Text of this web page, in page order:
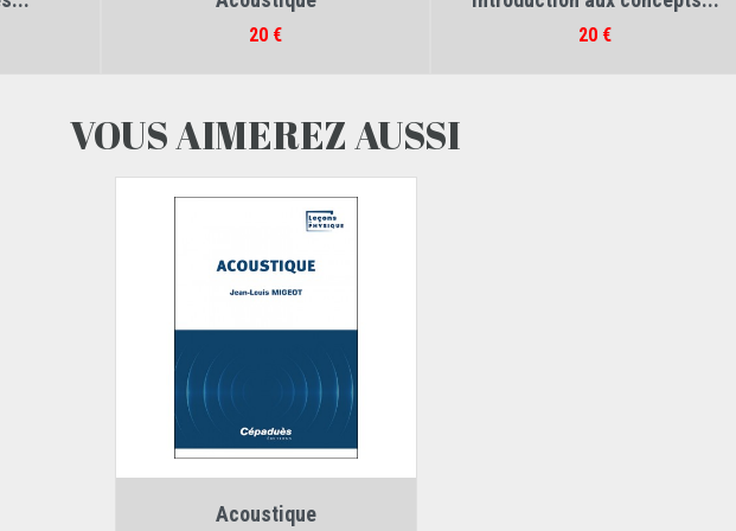
Kraemer
Prix
20 € Prix
20 €
VOUS AIMEREZ AUSSI
Acoustique